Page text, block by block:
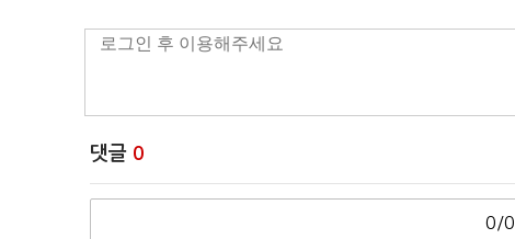
댓글 0
0/0